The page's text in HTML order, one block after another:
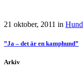
21 oktober, 2011 in Hund
”Ja – det är en kamphund”
Arkiv